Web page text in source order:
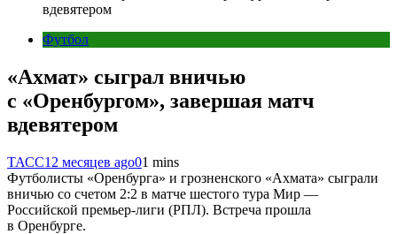
вдевятером
Футбол
«Ахмат» сыграл вничью
с «Оренбургом», завершая матч
вдевятером
ТАСС12 месяцев ago01 mins
Футболисты «Оренбурга» и грозненского «Ахмата» сыграли
вничью со счетом 2:2 в матче шестого тура Мир —
Российской премьер-лиги (РПЛ). Встреча прошла
в Оренбурге.